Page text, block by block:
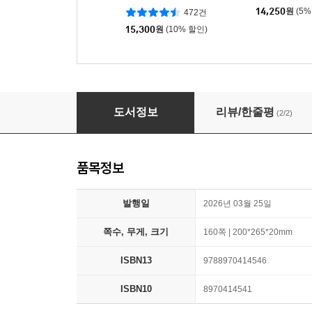
472건
15,300원 (10% 할인)
14,250원
Design 디자인 (월간) : 4월 574호 [2026]
도서정보 리뷰/한줄평 (2/2)
품목정보
발행일 2026년 03월 25일
쪽수, 무게, 크기 160쪽 | 200*265*20mm
ISBN13 9788970414546
ISBN10 8970414541